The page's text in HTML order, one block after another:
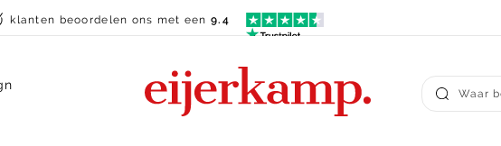
klanten beoordelen ons met een9.4
Submit